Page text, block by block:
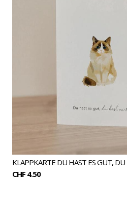
KLAPPKARTE DU HAST ES GUT,
CHF 4.50